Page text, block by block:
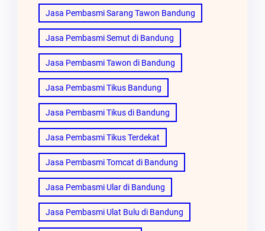
Jasa Pembasmi Sarang Tawon Bandung
Jasa Pembasmi Semut di Bandung
Jasa Pembasmi Tawon di Bandung
Jasa Pembasmi Tikus Bandung
Jasa Pembasmi Tikus di Bandung
Jasa Pembasmi Tikus Terdekat
Jasa Pembasmi Tomcat di Bandung
Jasa Pembasmi Ular di Bandung
Jasa Pembasmi Ulat Bulu di Bandung